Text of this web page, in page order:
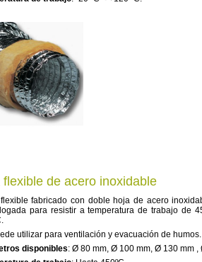
flexible de acero inoxidable
fabricado con doble hoja de acero
para resistir a temperatura de trabajo de
utilizar para ventilación y evacuación de humos.
disponibles: Ø 80 mm, Ø 100 mm, Ø 130 mm